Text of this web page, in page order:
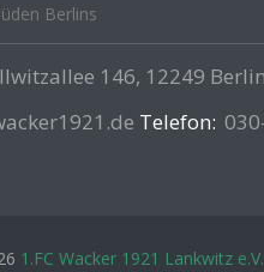
Berlins
146, 12249
Telefon:
1.FC Wacker 1921 Lankwitz e.V.